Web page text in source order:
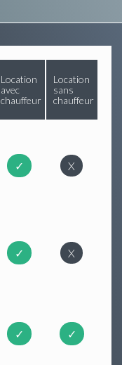
Location
avec
chauffeur
Location
sans
chauffeur
✓ X
✓ X
✓ ✓